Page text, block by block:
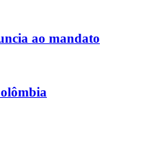
ao mandato